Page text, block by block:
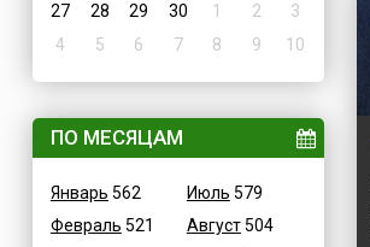
27
28 29 30 1 2
3
4
5 6 7 8 9 10
ПО МЕСЯЦАМ
Январь 562
Февраль 521
Июль 579
Август504